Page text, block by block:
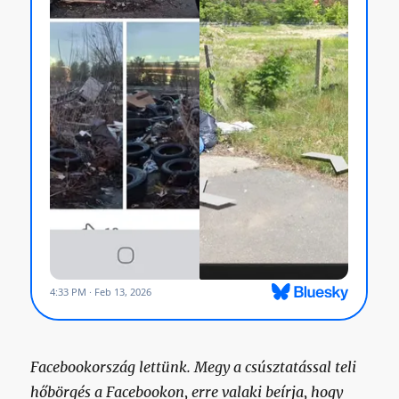
Facebookország lettünk. Megy a csúsztatással teli
hőbörgés a Facebookon, erre valaki beírja, hogy